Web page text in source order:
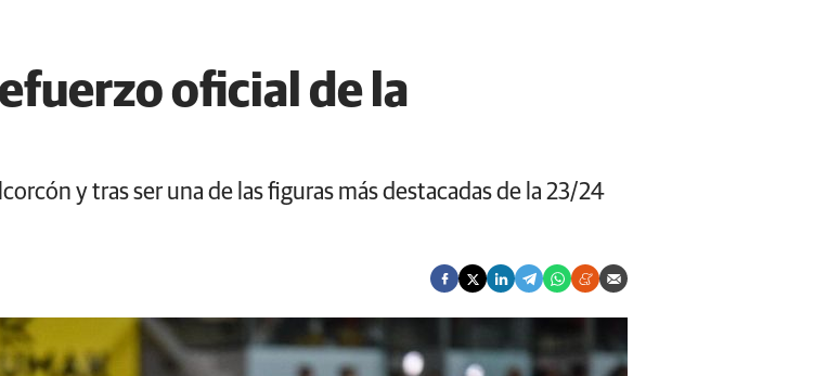
oficial de la
y tras ser una de las figuras más destacadas de la 23/24